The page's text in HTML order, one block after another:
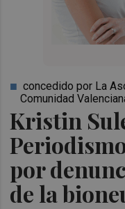
Kristin
por
de la
concedido por La
Comunidad